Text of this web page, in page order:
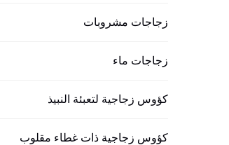
زجاجات مشروبات
زجاجات ماء
كؤوس زجاجية لتعبئة النبيذ
كؤوس زجاجية ذات غطاء مقلوب